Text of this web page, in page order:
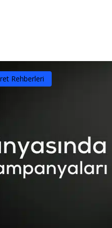
Rehberleri